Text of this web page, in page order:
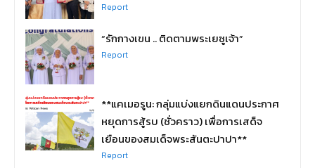
Report
“รักกางเขน .. ติดตามพระเยซูเจ้า”
Report
**แคเมอรูน: กลุ่มแบ่งแยกดินแดนประกาศ
หยุดการสู้รบ (ชั่วคราว) เพื่อการเสด็จ
เยือนของสมเด็จพระสันตะปาปา**
Report